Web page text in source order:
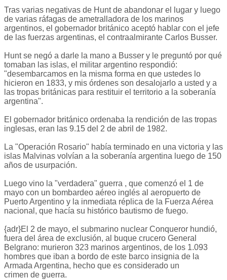
Tras varias negativas de Hunt de abandonar el lugar y luego
de varias ráfagas de ametralladora de los marinos
argentinos, el gobernador británico aceptó hablar con el jefe
de las fuerzas argentinas, el contraalmirante Carlos Busser.
Hunt se negó a darle la mano a Busser y le preguntó por qué
tomaban las islas, el militar argentino respondió:
"desembarcamos en la misma forma en que ustedes lo
hicieron en 1833, y mis órdenes son desalojarlo a usted y a
las tropas británicas para restituir el territorio a la soberanía
argentina".
El gobernador británico ordenaba la rendición de las tropas
inglesas, eran las 9.15 del 2 de abril de 1982.
La "Operación Rosario" había terminado en una victoria y las
islas Malvinas volvían a la soberanía argentina luego de 150
años de usurpación.
Luego vino la "verdadera" guerra , que comenzó el 1 de
mayo con un bombardeo aéreo inglés al aeropuerto de
Puerto Argentino y la inmediata réplica de la Fuerza Aérea
nacional, que hacía su histórico bautismo de fuego.
{adr}El 2 de mayo, el submarino nuclear Conqueror hundió,
fuera del área de exclusión, al buque crucero General
Belgrano: murieron 323 marinos argentinos, de los 1.093
hombres que iban a bordo de este barco insignia de la
Armada Argentina, hecho que es considerado un
crimen de guerra.